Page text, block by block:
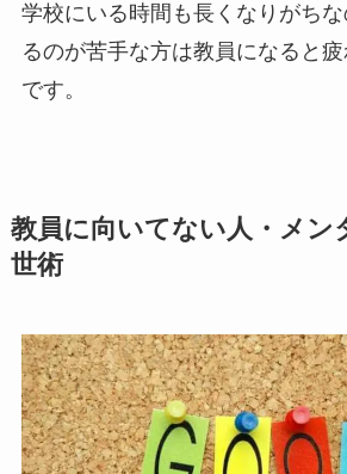
学校にいる時間も長くなりがち
るのが苦手な方は教員になると
です。
教員に向いてない人・メン
世術